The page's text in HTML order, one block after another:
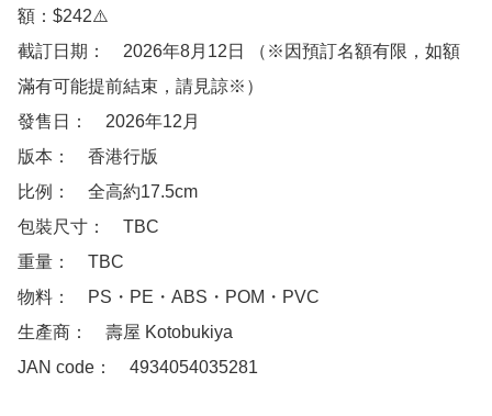
額：$242⚠️
截訂日期：　2026年8月12日 （※因預訂名額有限，如額
滿有可能提前結束，請見諒※）
發售日：　2026年12月
版本：　香港行版
比例：　全高約17.5cm
包裝尺寸：　TBC
重量：　TBC
物料：　PS・PE・ABS・POM・PVC
生產商：　壽屋 Kotobukiya
JAN code：　4934054035281